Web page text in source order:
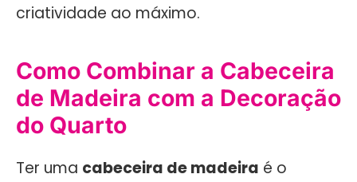
criatividade ao máximo.
Como Combinar a Cabeceira
de Madeira com a Decoração
do Quarto
Ter uma cabeceira de madeira é o